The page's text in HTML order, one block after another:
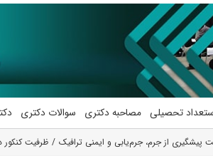
تحصیلی مصاحبه دکتری سوالات دکتری
پیشگیری از جرم، جرم‌یابی و ایمنی ترافیک ظرفیت کنکور